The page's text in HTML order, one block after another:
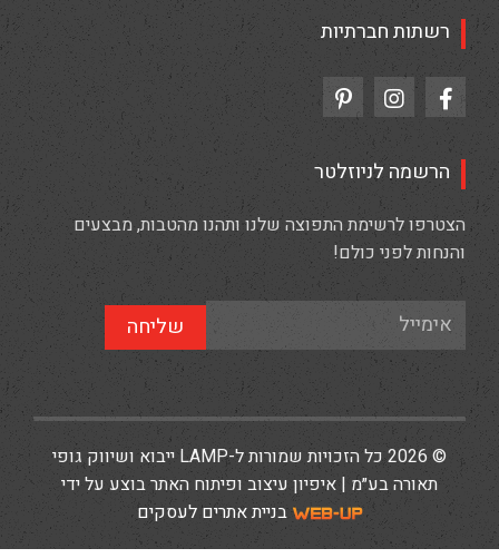
רשתות חברתיות
הרשמה לניוזלטר
הצטרפו לרשימת התפוצה שלנו ותהנו מהטבות, מבצעים
והנחות לפני כולם!
שליחה
© 2026 כל הזכויות שמורות ל-LAMP ייבוא ושיווק גופי
תאורה בע״מ | איפיון עיצוב ופיתוח האתר בוצע על ידי
בניית אתרים לעסקים